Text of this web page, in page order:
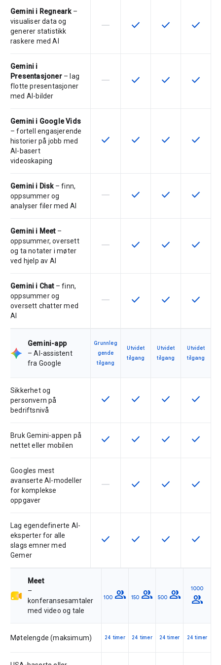
Gemini i Regneark–
visualiser data og
generer statistikk
raskere med AI
Denne funksjonen støttes ikke av
horizontal_rule Denne funksjonen er
check Denne
check Denne
check
Gemini i
Presentasjoner– lag
flotte presentasjoner
med AI-bilder
Denne funksjonen støttes ikke av
horizontal_rule Denne funksjonen er
check Denne
check Denne
check
Gemini i Google Vids
– fortell engasjerende
historier på jobb med
AI-basert
videoskaping
Denne funksjonen er tilgjengelig
check Denne funksjonen er
check Denne
check Denne
check
Gemini i Disk– finn,
oppsummer og
analyser filer med AI
Denne funksjonen støttes ikke av
horizontal_rule Denne funksjonen er
check Denne
check Denne
check
Gemini i Meet–
oppsummer, oversett
og ta notater i møter
ved hjelp av AI
Denne funksjonen støttes ikke av
horizontal_rule Denne funksjonen er
check Denne
check Denne
check
Gemini i Chat– finn,
oppsummer og
oversett chatter med
AI
Denne funksjonen støttes ikke av
horizontal_rule Denne funksjonen er
check Denne
check Denne
check
Gemini-app
– AI-assistent
fra Google
Grunnleg
gende
tilgang
Utvidet
tilgang
Utvidet
tilgang
Utvidet
tilgang
Sikkerhet og
personvern på
bedriftsnivå
Denne funksjonen er tilgjengelig
check Denne funksjonen er
check Denne
check Denne
check
Bruk Gemini-appen på
nettet eller mobilen
Denne funksjonen er tilgjengelig
check Denne funksjonen er
check Denne
check Denne
check
Googles mest
avanserte AI-modeller
for komplekse
oppgaver
Denne funksjonen støttes ikke av
horizontal_rule Denne funksjonen er
check Denne
check Denne
check
Lag egendefinerte AI-
eksperter for alle
slags emner med
Gemer
Denne funksjonen er tilgjengelig
check Denne funksjonen er
check Denne
check Denne
check
Meet
–
konferansesamtaler
med video og tale
100 group 150 group 500 group 1000
group
Møtelengde (maksimum) 24 timer 24 timer 24 timer 24 timer